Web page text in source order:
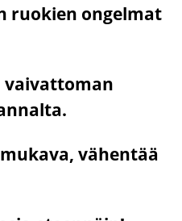
ruokien ongelmat
vaivattoman
vähentää